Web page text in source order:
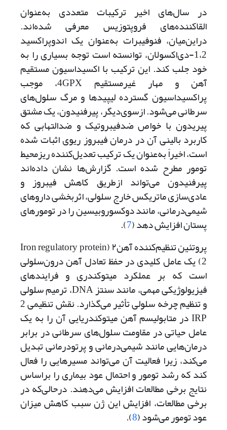
در سال‌های اخیر ترکیبات متعددی به‌عنوان
القاکننده‌های فروپتوزیس معرفی شده‌اند.
دراین‌میان، فنوفیبرات به‌عنوان یک اندوپراکسید
1،2-دی‌اکسولان، توانسته است توجه بسیاری را به
خود جلب کند. این ترکیب با اکسیداسیون مستقیم
آهن و مهار غیرمستقیم 4‌GPX‌، موجب
پراکسیداسیون گسترده لیپیدها و مرگ سلول‌های
سرطانی می‌شود. ازسوی‌دیگر، پیرفنیدون، یک مشتق
پیریدون با خواص ضد‌فیبروتیک و ضدالتهابی که
کاربرد بالینی آن در درمان فیبروز ریوی اثبات شده
است، اخیراً به‌عنوان یک ترکیب تعدیل‌کننده ریزمحیط
تومور مطرح شده است‌. گزارش‌ها نشان داده‌اند
پیرفنیدون می‌تواند از‌طریق کاهش فیبروز و
عادی‌سازی ماتریکس خارج سلولی، اثربخشی داروهای
شیمی‌درمانی، مانند دوکسوروبیسین را در تومورهای
پستان افزایش دهد (7
).
پروتئین تنظیم‌کننده آهن۲ (Iron regulatory protein
2) یک عامل کلیدی در حفظ تعادل آهن درون‌سلولی
است که بر عملکرد میتوکندری و فرایندهای
فیزیولوژیکی مهمی، مانند سنتز DNA، ترمیم سلولی
و تنظیم چرخه سلولی تأثیر می‌گذارد. نقش تنظیمی 2
IRP در متابولیسم آهن میتوکندریایی آن را به یک
عامل حیاتی در مقاومت سلول‌های سرطانی در برابر
درمان‌هایی مانند شیمی‌درمانی و پرتودرمانی تبدیل
می‌کند، زیرا فعالیت آن می‌تواند مسیرهایی را فعال
کند که رشد تومور و احتمال عود بیماری را بر‌اساس
نتایج برخی مطالعات افزایش می‌دهند. در‌حالی‌که در
برخی مطالعات، افزایش این ژن سبب کاهش میزان
عود تومور می‌شود (8
).